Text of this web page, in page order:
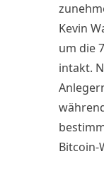
Kevin
um die
intakt.
Bitcoin-